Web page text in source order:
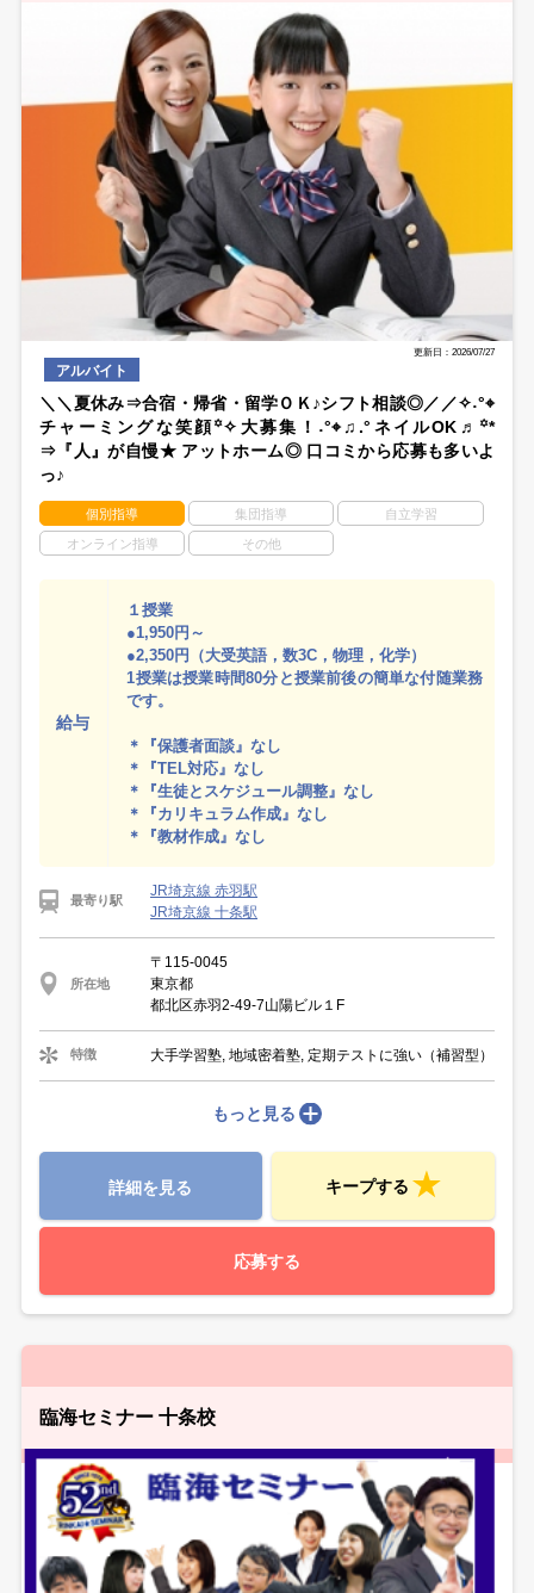
更新日：2026/07/27
アルバイト
＼＼夏休み⇒合宿・帰省・留学ＯＫ♪シフト相談◎／／✧˖°⌖
チャーミングな笑顔꙳✧大募集！˖°⌖♫.°ネイルOK♬꙳*
⇒『人』が自慢★ アットホーム◎ 口コミから応募も多いよ
っ♪
個別指導 集団指導 自立学習
オンライン指導 その他
給与
１授業
●1,950円～
●2,350円（大受英語，数3C，物理，化学）
1授業は授業時間80分と授業前後の簡単な付随業務
です。
＊『保護者面談』なし
＊『TEL対応』なし
＊『生徒とスケジュール調整』なし
＊『カリキュラム作成』なし
＊『教材作成』なし
最寄り駅
JR埼京線 赤羽駅
JR埼京線 十条駅
所在地
〒115-0045
東京都
都北区赤羽2-49-7山陽ビル１F
特徴 大手学習塾, 地域密着塾, 定期テストに強い（補習型）
もっと見る
詳細を見る キープする
応募する
臨海セミナー 十条校